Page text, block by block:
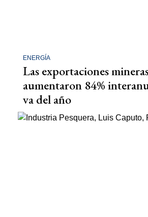
ENERGÍA
Las exportaciones
aumentaron 84%
va del año